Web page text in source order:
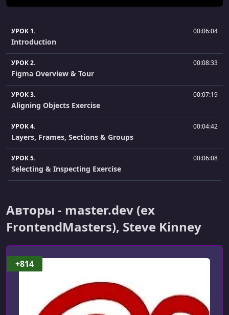
УРОК 1. 00:06:04
Introduction
УРОК 2. 00:08:33
Figma Overview & Tour
УРОК 3. 00:07:19
Aligning Objects Exercise
УРОК 4. 00:04:42
Layers, Frames, Sections & Groups
УРОК 5. 00:06:08
Selecting & Inspecting Exercise
УРОК 7.
Constraints Exercise
Layout Grids
Layout Grids Exercise
Авторы - master.dev (ex
FrontendMasters), Steve Kinney
+814